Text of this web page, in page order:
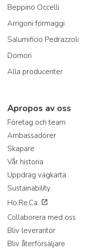
Beppino Occelli
Arrigoni formaggi
Salumificio Pedrazzoli
Domori
Alla producenter
Apropos av oss
Företag och team
Ambassadörer
Skapare
Vår historia
Uppdrag vägkarta
Sustainability
Ho.Re.Ca.
Collaborera med oss
Bliv leverantör
Bliv återförsäljare